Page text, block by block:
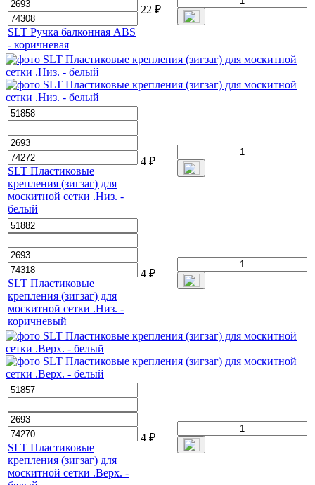
SLT Ручка балконная ABS
- коричневая
22 ₽
SLT Пластиковые
крепления (зигзаг) для
москитной сетки .Низ. -
белый
4 ₽
SLT Пластиковые
крепления (зигзаг) для
москитной сетки .Низ. -
коричневый
4 ₽
SLT Пластиковые
крепления (зигзаг) для
москитной сетки .Верх. -
4 ₽